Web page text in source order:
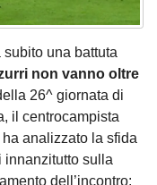
subito una battuta
non vanno oltre
26^ giornata di
il centrocampista
ha analizzato la sfida
innanzitutto sulla
dell’incontro: